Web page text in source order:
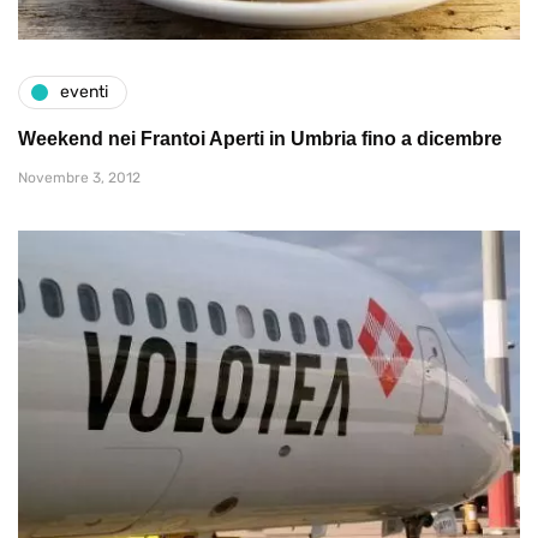
eventi
Weekend nei Frantoi Aperti in Umbria fino a dicembre
Novembre 3, 2012